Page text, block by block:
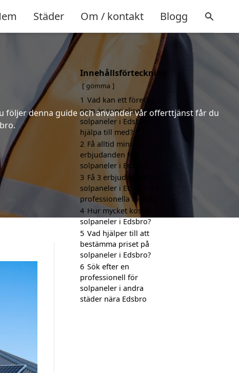
Städer Om / kontakt Blogg
följer denna guide och använder vår offerttjänst får du
Innehållsförteckning
gömma
1 Vad kan ett företag
som är specialiserat på
solpaneler i Edsbro
hjälpa till med?
2 Få alltid minst 3
erbjudanden för
solpaneler i Edsbro
3 Få 3 erbjudanden för
solpaneler i Edsbro från
professionella företag
4 Hur mycket kostar
solpaneler i Edsbro?
5 Vad hjälper till att
bestämma priset på
solpaneler i Edsbro?
6 Sök efter en
professionell för
solpaneler i andra
städer nära Edsbro